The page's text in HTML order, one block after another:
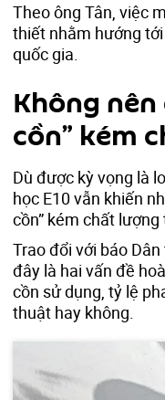
Theo ông Tân, việc
thiết nhằm hướng
quốc gia.
Không
cồn” kém
Dù được kỳ vọng là
học E10 vẫn khiến
cồn” kém chất
Trao đổi với báo
đây là hai vấn đề
cồn sử dụng, tỷ lệ
thuật hay không.